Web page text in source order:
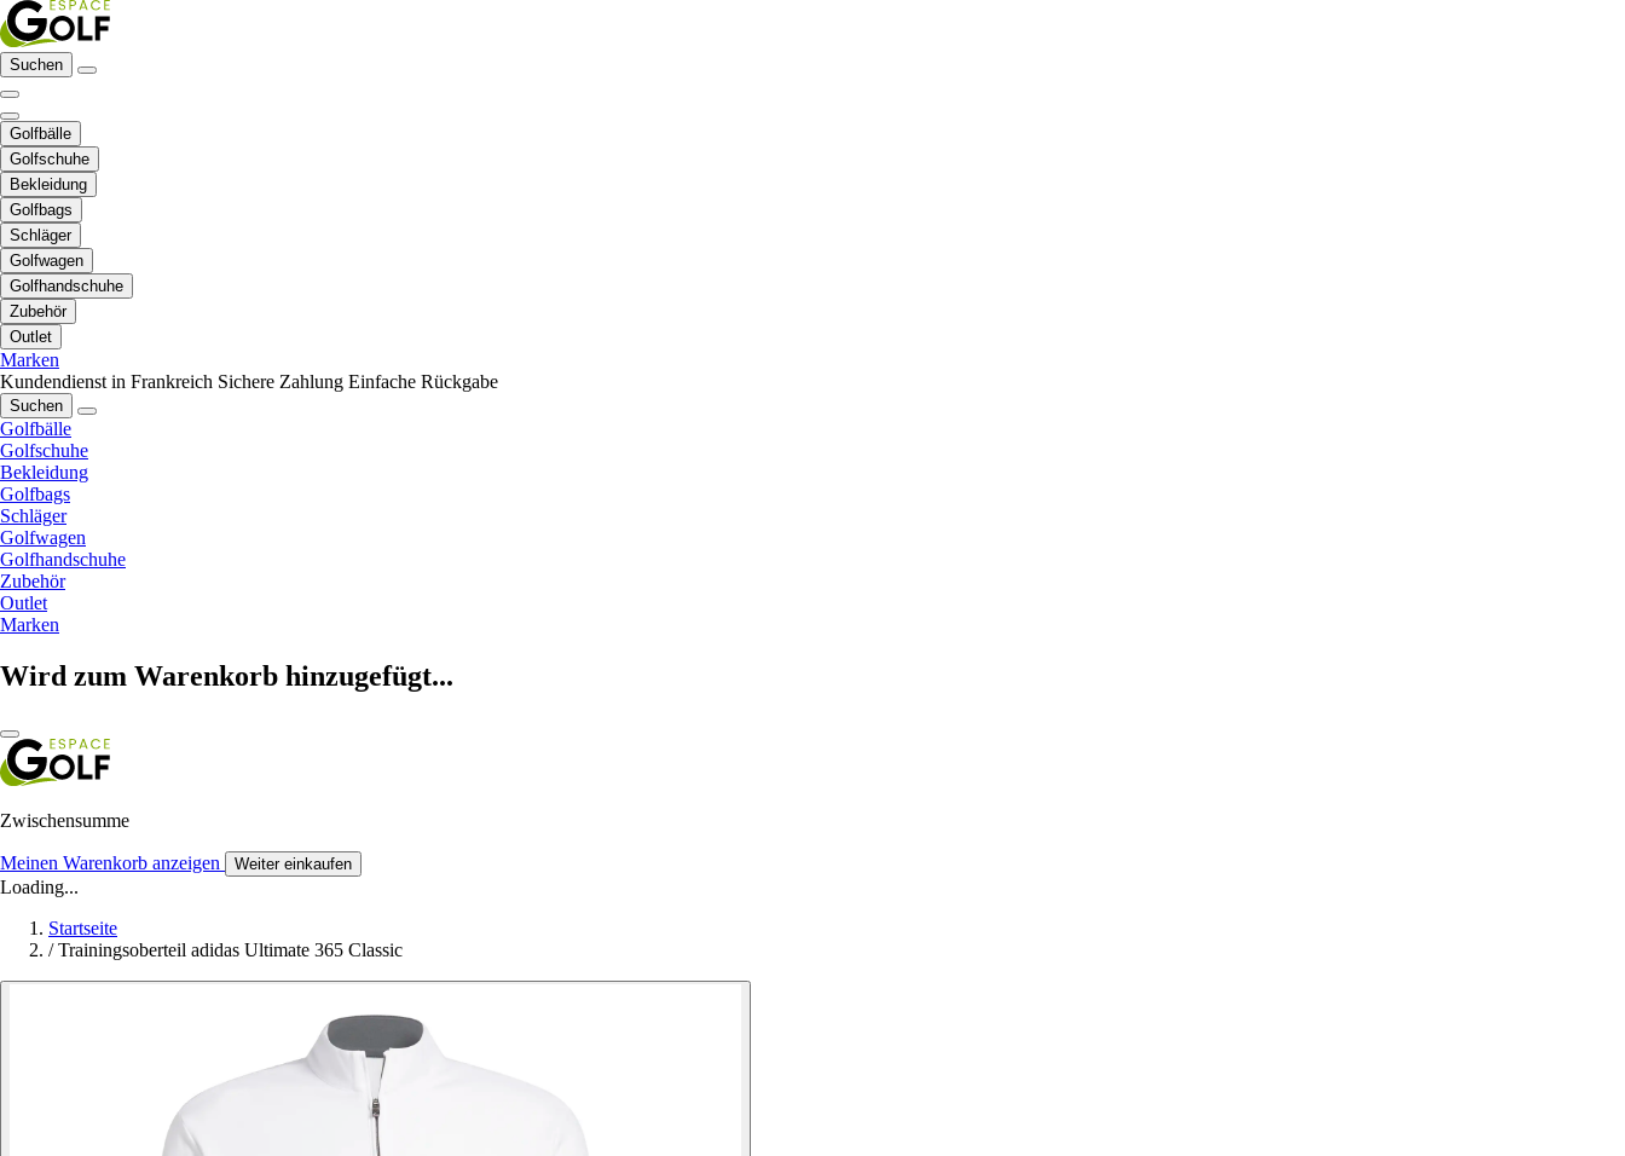
Suchen
Golfbälle
Golfschuhe
Bekleidung
Golfbags
Schläger
Golfwagen
Golfhandschuhe
Zubehör
Outlet
Marken
Kundendienst in Frankreich Sichere Zahlung Einfache Rückgabe
Suchen
Golfbälle
Golfschuhe
Bekleidung
Golfbags
Schläger
Golfwagen
Golfhandschuhe
Zubehör
Outlet
Marken
Wird zum Warenkorb hinzugefügt...
Zwischensumme
Meinen Warenkorb anzeigen Weiter einkaufen
Loading...
Startseite
/ Trainingsoberteil adidas Ultimate 365 Classic